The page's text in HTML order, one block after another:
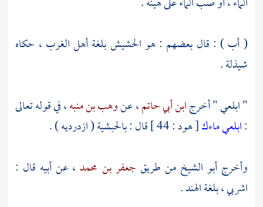
( أب ) : قال بعضهم : هو الحشيش بلغة أهل الغرب ، حكاه
شيذلة.
" ابلعي " أخرجابن أبي حاتم، عنوهب بن منبه، في قوله تعالى
:ابلعي ماءك[ هود : 44 ] قال : بالحبشية ( ازدرديه ) .
وأخرجأبو الشيخمن طريق جعفر بن محمد ، عن أبيه قال :
اشربي ، بلغةالهند.